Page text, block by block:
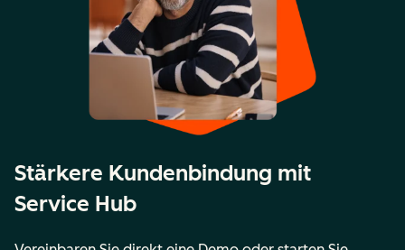
Stärkere Kundenbindung mit
Service Hub